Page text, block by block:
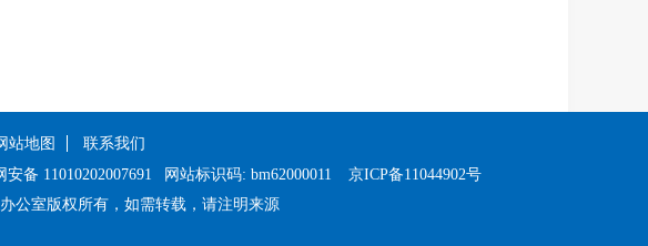
站地图
联系我们
安备 11010202007691 网站标识码: bm62000011
京ICP备11044902号
公室版权所有，如需转载，请注明来源